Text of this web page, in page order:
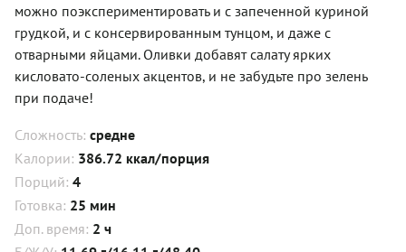
можно поэкспериментировать и с запеченной куриной
грудкой, и с консервированным тунцом, и даже с
отварными яйцами. Оливки добавят салату ярких
кисловато-соленых акцентов, и не забудьте про зелень
при подаче!
Сложность: средне
Калории: 386.72 ккал/порция
Порций: 4
Готовка: 25 мин
Доп. время: 2 ч